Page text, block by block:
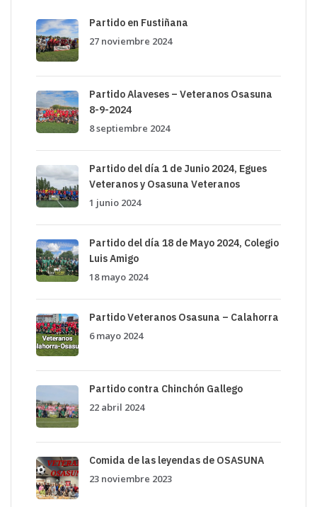
Partido en Fustiñana
27 noviembre 2024
Partido Alaveses – Veteranos Osasuna
8-9-2024
8 septiembre 2024
Partido del día 1 de Junio 2024, Egues
Veteranos y Osasuna Veteranos
1 junio 2024
Partido del día 18 de Mayo 2024, Colegio
Luis Amigo
18 mayo 2024
Partido Veteranos Osasuna – Calahorra
6 mayo 2024
Partido contra Chinchón Gallego
22 abril 2024
Comida de las leyendas de OSASUNA
23 noviembre 2023